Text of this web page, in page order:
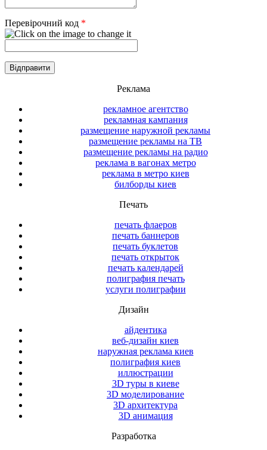
Перевірочний код *
Реклама
рекламное агентство
рекламная кампания
размещение наружной рекламы
размещение рекламы на ТВ
размещение рекламы на радио
реклама в вагонах метро
реклама в метро киев
билборды киев
Печать
печать флаеров
печать баннеров
печать буклетов
печать открыток
печать календарей
полиграфия печать
услуги полиграфии
Дизайн
айдентика
веб-дизайн киев
наружная реклама киев
полиграфия киев
иллюстрации
3D туры в киеве
3D моделирование
3D архитектура
3D анимация
Разработка